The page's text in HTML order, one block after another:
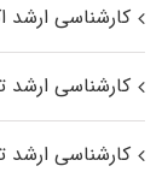
کارشناسی ارشد
کارشناسی ارشد
کارشناسی ارشد